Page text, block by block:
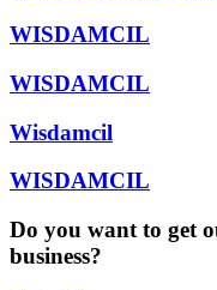
WISDAMCIL
WISDAMCIL
Wisdamcil
WISDAMCIL
Do you want to get
business?